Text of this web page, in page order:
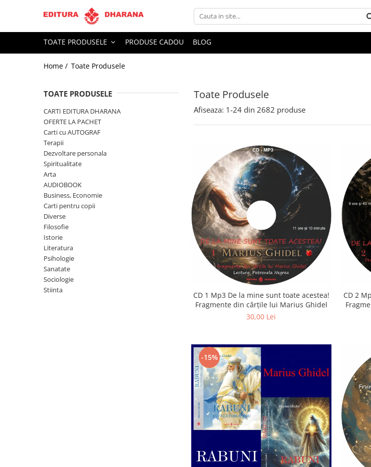
Toate Produsele
CARTI EDITURA DHARANA
OFERTE LA PACHET
Dezvoltare personala
Spiritualitate
AUDIOBOOK
Business, Economie
Carti pentru copii
TOATE PRODUSELE PRODUSE CADOU BLOG
Home / Toate Produsele
Toate Produsele
TOATE PRODUSELE
CARTI EDITURA DHARANA
OFERTE LA PACHET
Carti cu AUTOGRAF
Terapii
Dezvoltare personala
Spiritualitate
Arta
AUDIOBOOK
Business, Economie
Carti pentru copii
Diverse
Filosofie
Istorie
Literatura
Psihologie
Sanatate
Sociologie
Stiinta
Afiseaza: 1-24 din 2682 produse
CD 1 Mp3 De la mine sunt toate acestea!
Fragmente din cărțile lui Marius Ghidel
30,00 Lei
CD 2
-15%